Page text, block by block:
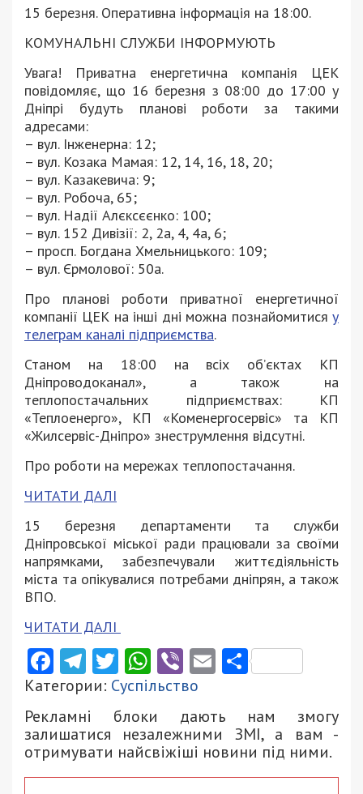
15 березня. Оперативна інформація на 18:00.
КОМУНАЛЬНІ СЛУЖБИ ІНФОРМУЮТЬ
Увага! Приватна енергетична компанія ЦЕК
повідомляє, що 16 березня з 08:00 до 17:00 у
Дніпрі будуть планові роботи за такими
адресами:
– вул. Інженерна: 12;
– вул. Козака Мамая: 12, 14, 16, 18, 20;
– вул. Казакевича: 9;
– вул. Робоча, 65;
– вул. Надії Алєксєєнко: 100;
– вул. 152 Дивізії: 2, 2а, 4, 4а, 6;
– просп. Богдана Хмельницького: 109;
– вул. Єрмолової: 50а.
Про планові роботи приватної енергетичної
компанії ЦЕК на інші дні можна познайомитися у
телеграм каналі підприємства.
Станом на 18:00 на всіх об’єктах КП
Дніпроводоканал», а також на
теплопостачальних підприємствах: КП
«Теплоенерго», КП «Коменергосервіс» та КП
«Жилсервіс-Дніпро» знеструмлення відсутні.
Про роботи на мережах теплопостачання.
ЧИТАТИ ДАЛІ
15 березня департаменти та служби
Дніпровської міської ради працювали за своїми
напрямками, забезпечували життєдіяльність
міста та опікувалися потребами дніпрян, а також
ВПО.
ЧИТАТИ ДАЛІ
Facebook
Telegram
Twitter
WhatsApp
ViberEmail
Категории: Суспільство
Рекламні блоки дають нам змогу
залишатися незалежними ЗМІ, а вам -
отримувати найсвіжіші новини під ними.